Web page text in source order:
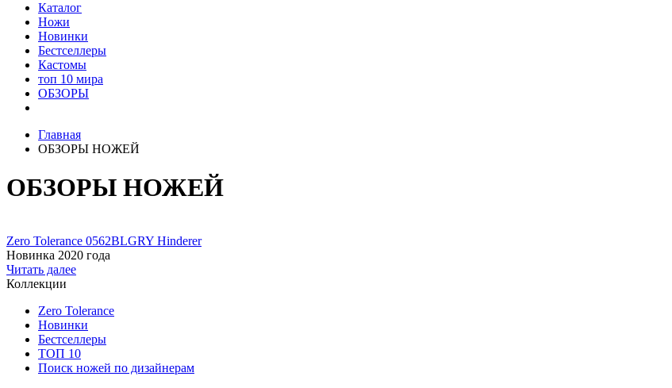
Каталог
Ножи
Новинки
Бестселлеры
Кастомы
топ 10 мира
ОБЗОРЫ
Главная
ОБЗОРЫ НОЖЕЙ
ОБЗОРЫ НОЖЕЙ
Zero Tolerance 0562BLGRY Hinderer
Новинка 2020 года
Читать далее
Коллекции
Zero Tolerance
Новинки
Бестселлеры
ТОП 10
Поиск ножей по дизайнерам